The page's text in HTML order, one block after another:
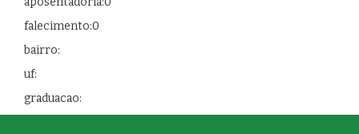
falecimento:0
bairro:
uf:
graduacao: